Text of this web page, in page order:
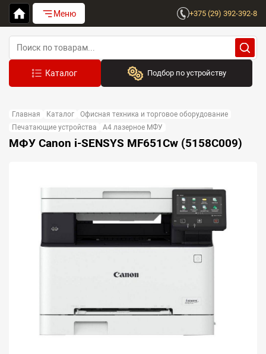
Меню +375 (29) 392-392-8
Подбор по устройству
Выберите бренд
Устройство:
Главная Каталог
Офисная техника и торговое оборудование
Печатающие устройства
A4 лазерное МФУ
МФУ Canon i-SENSYS MF651Cw (5158C009)